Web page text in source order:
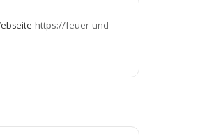
https://feuer-und-